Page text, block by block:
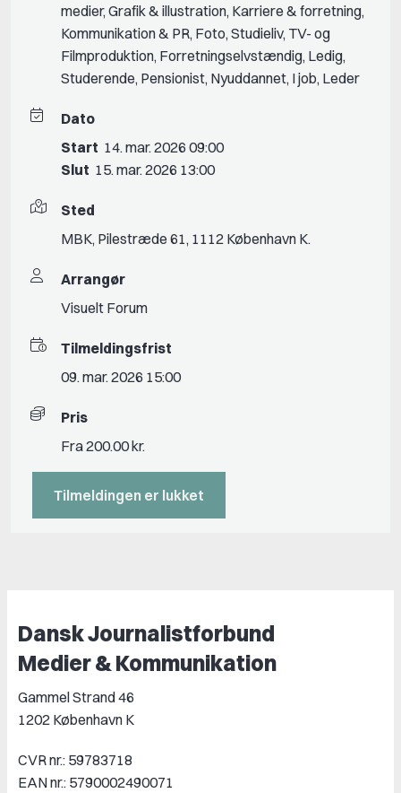
medier, Grafik & illustration, Karriere & forretning,
Kommunikation & PR, Foto, Studieliv, TV- og
Filmproduktion, Forretningselvstændig, Ledig,
Studerende, Pensionist, Nyuddannet, I job, Leder
Dato
Start 14. mar. 2026 09:00
Slut 15. mar. 2026 13:00
Sted
MBK, Pilestræde 61, 1112 København K.
Arrangør
Visuelt Forum
Tilmeldingsfrist
09. mar. 2026 15:00
Pris
Fra 200.00 kr.
Tilmeldingen er lukket
Dansk Journalistforbund
Medier & Kommunikation
Gammel Strand 46
1202 København K
CVR nr.: 59783718
EAN nr.: 5790002490071